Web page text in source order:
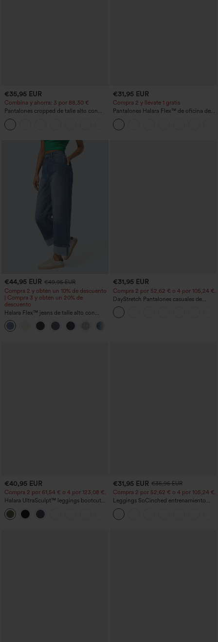
€35,95 EUR
Combina y ahorra: 3 por 88,30 €
Pantalones cropped de talle alto con
bolsillos con cremallera y efecto lino
€31,95 EUR
Compra 2 y llévate 1 gratis
Pantalones Halara Flex™ de oficina de
tiro alto ligeramente acampanados con
bolsillos
€44,95 EUR €49,95 EUR
Compra 2 y obtén un 10% de descuento
| Compra 3 y obtén un 20% de
descuento
Halara Flex™ jeans de talle alto con
bolsillos, dobladillo enrollado, pierna
ancha y efecto lavado, estilo casual
€31,95 EUR
Compra 2 por 52,62 € o 4 por 105,24 €.
DayStretch Pantalones casuales de
cintura alta con pernera tipo barril y
bolsillos
€40,95 EUR
Compra 2 por 61,54 € o 4 por 123,08 €.
Halara UltraSculpt™ leggings bootcut
de yoga de talle alto con fruncido que
levanta los glúteos, control de
abdomen, bolsillos y efecto moldeador.
€31,95 EUR €35,95 EUR
Compra 2 por 52,62 € o 4 por 105,24 €.
Leggings SoCinched entrenamiento
moldeador abdomen bolsillo lateral tiro
alto